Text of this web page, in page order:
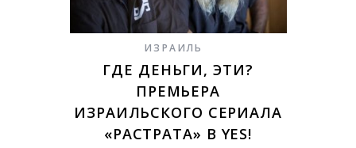
ИЗРАИЛЬ
ГДЕ ДЕНЬГИ, ЭТИ?
ПРЕМЬЕРА
ИЗРАИЛЬСКОГО СЕРИАЛА
«РАСТРАТА» В YES!